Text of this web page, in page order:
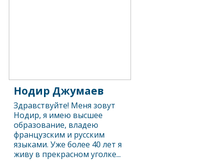
Нодир Джумаев
Здравствуйте! Меня зовут
Нодир, я имею высшее
образование, владею
французским и русским
языками. Уже более 40 лет я
живу в прекрасном уголке...